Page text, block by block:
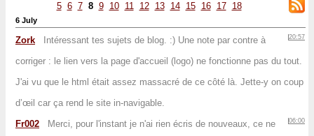
5 6 7 8 9 10 11 12 13 14 15 16 17 18
6 July
20:57
Zork
Intéressant tes sujets de blog. :) Une note par contre à
corriger : le lien vers la page d'accueil (logo) ne fonctionne pas du tout.
J'ai vu que le html était assez massacré de ce côté là. Jette-y on coup
d’œil car ça rend le site in-navigable.
06:00
Fr002
Merci, pour l'instant je n'ai rien écris de nouveaux, ce ne